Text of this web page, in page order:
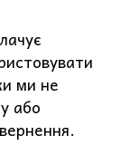
ми не
або